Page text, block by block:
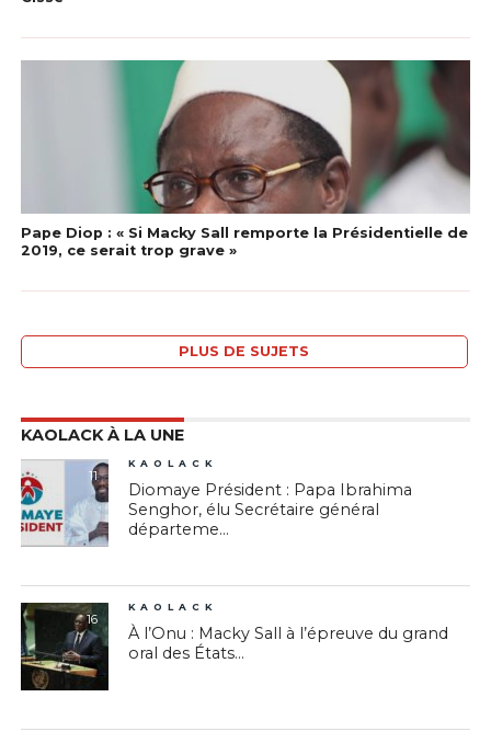
Pape Diop : « Si Macky Sall remporte la Présidentielle de
2019, ce serait trop grave »
PLUS DE SUJETS
KAOLACK À LA UNE
11
KAOLACK
Diomaye Président : Papa Ibrahima
Senghor, élu Secrétaire général
départeme...
16
KAOLACK
À l’Onu : Macky Sall à l’épreuve du grand
oral des États...